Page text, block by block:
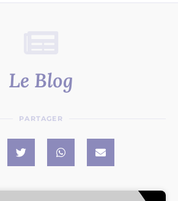
Le Blog
PARTAGER